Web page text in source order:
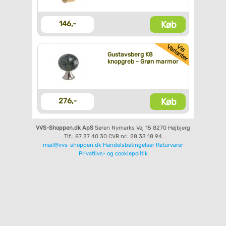
146,- Køb
Gustavsberg K8
knopgreb - Grøn marmor
276,- Køb
VVS-Shoppen.dk ApS Søren Nymarks Vej 15 8270 Højbjerg
Tlf.: 87 37 40 30 CVR nr.: 28 33 18 94
mail@vvs-shoppen.dk Handelsbetingelser Returvarer
Privatlivs- og cookiepolitik